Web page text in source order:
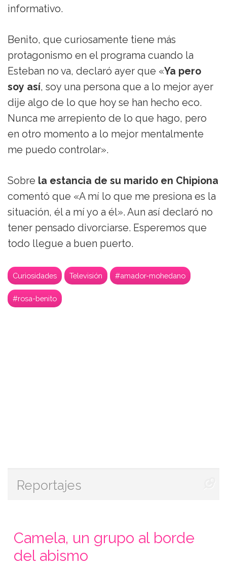
informativo.
Benito, que curiosamente tiene más
protagonismo en el programa cuando la
Esteban no va, declaró ayer que «Ya pero
soy así, soy una persona que a lo mejor ayer
dije algo de lo que hoy se han hecho eco.
Nunca me arrepiento de lo que hago, pero
en otro momento a lo mejor mentalmente
me puedo controlar».
Sobre la estancia de su marido en Chipiona
comentó que «A mí lo que me presiona es la
situación, él a mí yo a él». Aun así declaró no
tener pensado divorciarse. Esperemos que
todo llegue a buen puerto.
Curiosidades Televisión #amador-mohedano
#rosa-benito
Reportajes
Camela, un grupo al borde
del abismo